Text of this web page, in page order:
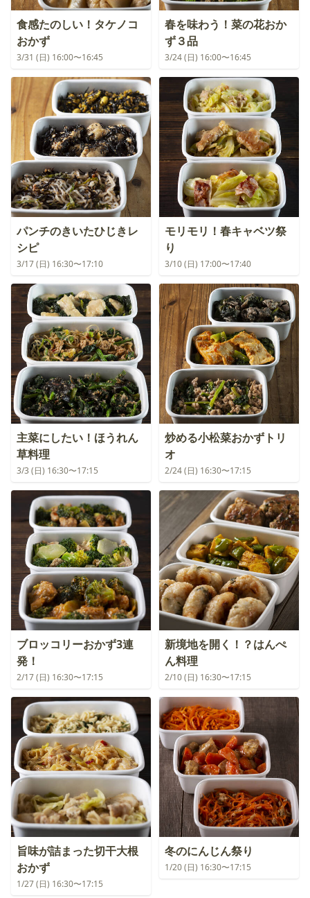
食感たのしい！タケノコ
おかず
3/31 (日) 16:00〜16:45
春を味わう！菜の花おか
ず３品
3/24 (日) 16:00〜16:45
パンチのきいたひじきレ
シピ
3/17 (日) 16:30〜17:10
モリモリ！春キャベツ祭
り
3/10 (日) 17:00〜17:40
主菜にしたい！ほうれん
草料理
3/3 (日) 16:30〜17:15
炒める小松菜おかずトリ
オ
2/24 (日) 16:30〜17:15
ブロッコリーおかず3連
発！
2/17 (日) 16:30〜17:15
新境地を開く！？はんぺ
ん料理
2/10 (日) 16:30〜17:15
旨味が詰まった切干大根
おかず
1/27 (日) 16:30〜17:15
冬のにんじん祭り
1/20 (日) 16:30〜17:15